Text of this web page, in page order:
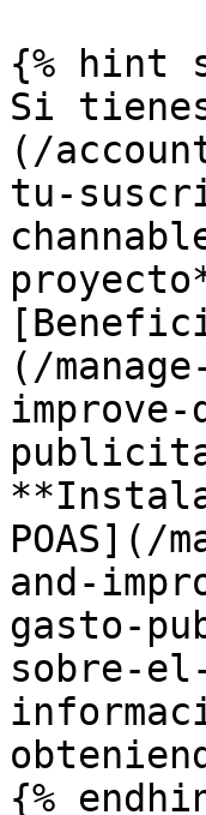
{% hint
Si
(/
tu-
(/
POAS](/
and-
gasto-
sobre-
{%